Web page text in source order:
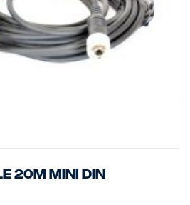
MINI DIN